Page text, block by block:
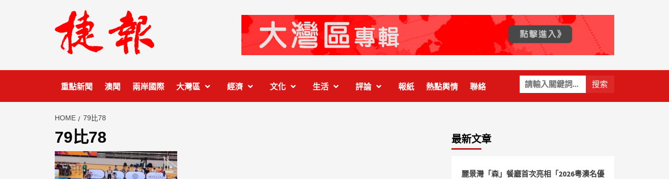
關
鍵
字:
重點新聞 澳聞 兩岸國際 大灣區 經濟 文化 生活 評論 報紙 熱點輿情 聯絡
HOME 79比78
79比78 最新文章
麗景灣「森」餐廳首次亮相「2026粵澳名優